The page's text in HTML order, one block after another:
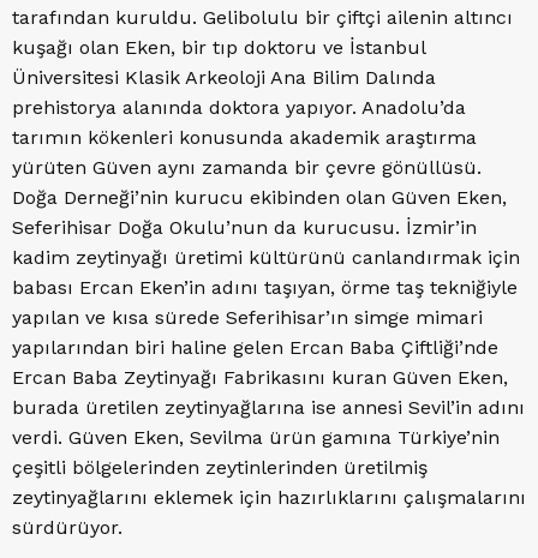
tarafından kuruldu. Gelibolulu bir çiftçi ailenin altıncı
kuşağı olan Eken, bir tıp doktoru ve İstanbul
Üniversitesi Klasik Arkeoloji Ana Bilim Dalında
prehistorya alanında doktora yapıyor. Anadolu’da
tarımın kökenleri konusunda akademik araştırma
yürüten Güven aynı zamanda bir çevre gönüllüsü.
Doğa Derneği’nin kurucu ekibinden olan Güven Eken,
Seferihisar Doğa Okulu’nun da kurucusu. İzmir’in
kadim zeytinyağı üretimi kültürünü canlandırmak için
babası Ercan Eken’in adını taşıyan, örme taş tekniğiyle
yapılan ve kısa sürede Seferihisar’ın simge mimari
yapılarından biri haline gelen Ercan Baba Çiftliği’nde
Ercan Baba Zeytinyağı Fabrikasını kuran Güven Eken,
burada üretilen zeytinyağlarına ise annesi Sevil’in adını
verdi. Güven Eken, Sevilma ürün gamına Türkiye’nin
çeşitli bölgelerinden zeytinlerinden üretilmiş
zeytinyağlarını eklemek için hazırlıklarını çalışmalarını
sürdürüyor.